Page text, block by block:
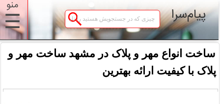
منو
☰ پیام‌سرا
ساخت انواع مهر و پلاک در مشهد ساخت مهر و
پلاک با کیفیت ارائه بهترین